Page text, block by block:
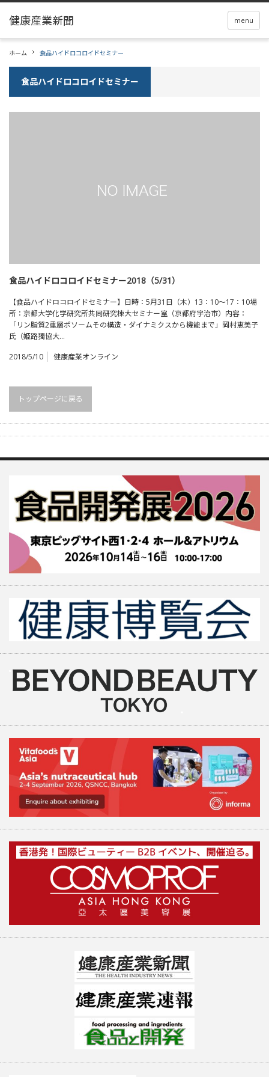
menu
ホーム 食品ハイドロコロイドセミナー
食品ハイドロコロイドセミナー
食品ハイドロコロイドセミナー2018（5/31）
【食品ハイドロコロイドセミナー】日時：5月31日（木）13：10～17：10場
所：京都大学化学研究所共同研究棟大セミナー室（京都府宇治市）内容：
「リン脂質2重層ポソームその構造・ダイナミクスから機能まで」岡村恵美子
氏（姫路獨協大…
2018/5/10
健康産業オンライン
トップページに戻る